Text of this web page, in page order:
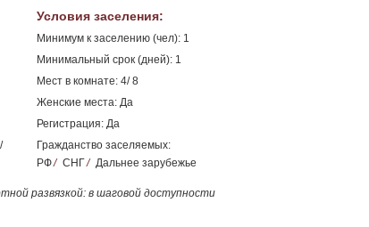
Условия заселения:
Минимум к заселению (чел): 1
Минимальный срок (дней): 1
Мест в комнате: 4/ 8
Женские места: Да
Регистрация: Да
Гражданство заселяемых:
РФ/ СНГ/ Дальнее зарубежье
развязкой: в шаговой доступности